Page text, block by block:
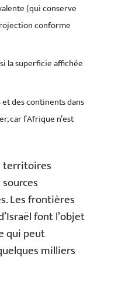
(qui conserve
conforme
la superficie affichée
des continents dans
car l’Afrique n’est
territoires
Les frontières
font l’objet
qui peut
milliers